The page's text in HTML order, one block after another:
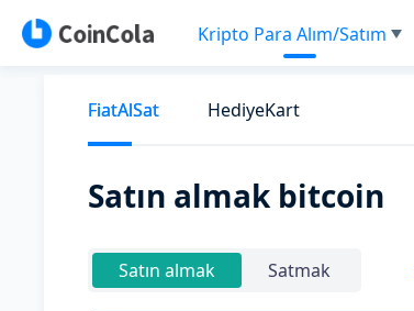
Kripto Para Alım/Satım
FiatAlSat HediyeKart
Satın almak bitcoin
Satın almak Satmak